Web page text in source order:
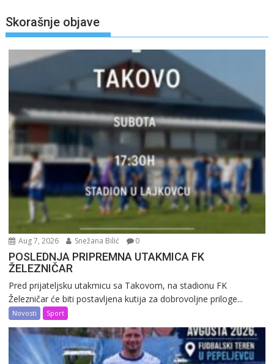
Skorašnje objave
Aug 7, 2026 Snežana Bilić 0
POSLEDNJA PRIPREMNA UTAKMICA FK
ŽELEZNIČAR
Pred prijateljsku utakmicu sa Takovom, na stadionu FK
Železničar će biti postavljena kutija za dobrovoljne priloge...
Novosti Sport